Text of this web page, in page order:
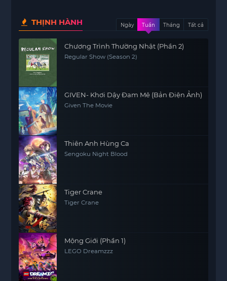
THỊNH HÀNH Ngày Tuần Tháng Tất cả
Chương Trình Thường Nhật (Phần 2)
Regular Show (Season 2)
GIVEN- Khơi Dậy Đam Mê (Bản Điện Ảnh)
Given The Movie
Thiên Anh Hùng Ca
Sengoku Night Blood
Tiger Crane
Tiger Crane
Mộng Giới (Phần 1)
LEGO Dreamzzz